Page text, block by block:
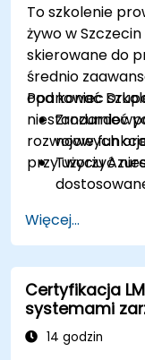
To szkolenie
żywo w
skierowane do
średnio
opanować
rozwojowych
przy użyciu
Pod koniec
Zrozumieć
nowe
Tworzyć
Drupal.
użyciu
Więcej...
Certyfikacja
systemami
14 godzin